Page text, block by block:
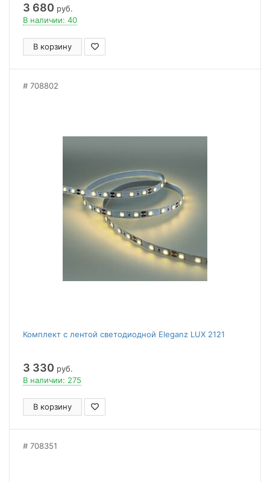
3 680 руб.
В наличии: 40
В корзину
708802
Комплект с лентой светодиодной Eleganz LUX 2121
3 330 руб.
В наличии: 275
В корзину
708351